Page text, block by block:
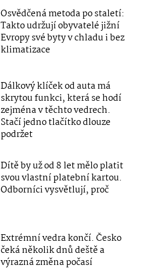
Osvědčená metoda po staletí:
Takto udržují obyvatelé jižní
Evropy své byty v chladu i bez
klimatizace
Dálkový klíček od auta má
skrytou funkci, která se hodí
zejména v těchto vedrech.
Stačí jedno tlačítko dlouze
podržet
Dítě by už od 8 let mělo platit
svou vlastní platební kartou.
Odborníci vysvětlují, proč
Extrémní vedra končí. Česko
čeká několik dnů deště a
výrazná změna počasí